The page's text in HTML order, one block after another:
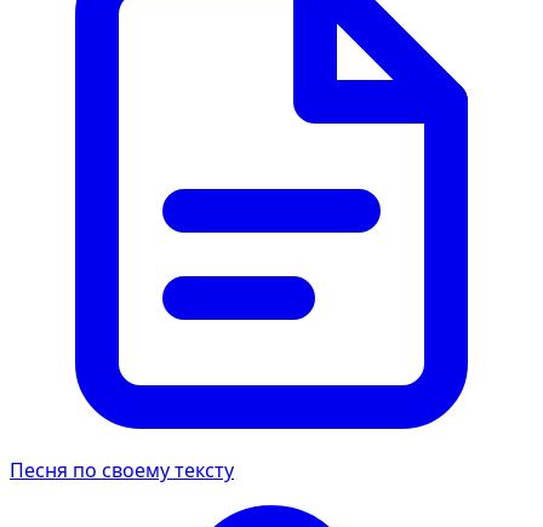
Песня по своему тексту